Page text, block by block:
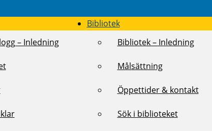
– Inledning
Bibliotek
Bibliotek – Inledning
Målsättning
Öppettider & kontakt
Sök i biblioteket